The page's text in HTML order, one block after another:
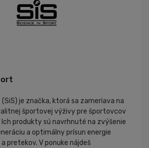
je značka, ktorá sa zameriava na
športovej výživy pre športovcov
produkty sú navrhnuté na zvýšenie
a optimálny prísun energie
pretekov. V ponuke nájdeš